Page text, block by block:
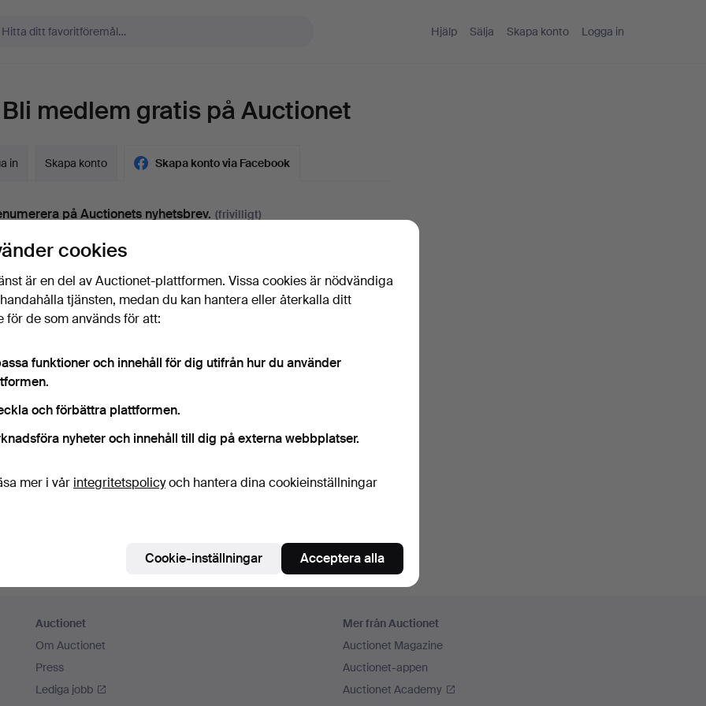
Hjälp Sälja Skapa konto Logga in
Bli medlem gratis på Auctionet
in Skapa konto Skapa konto via Facebook
på Auctionets nyhetsbrev. (frivilligt)
experttips, utvalda föremål och inspiration. Om du ångrar dig kan du enkelt
är över 18 år och jag godkänneranvändarvillkoren,köpvillkoren
att jag har tagit del av integritetspolicyn .
Fortsätt med Facebook
För att kunna gå vidare måste du godkänna villkoren.
Auctionet
Om Auctionet
Press
Lediga jobb
Mer från Auctionet
Auctionet Magazine
Auctionet-appen
Auctionet Academy
cookies
är en del av Auctionet-plattformen. Vissa cookies är nödvändiga
tjänsten, medan du kan hantera eller återkalla ditt
för de som används för att:
funktioner och innehåll för dig utifrån hur du använder
och förbättra plattformen.
nyheter och innehåll till dig på externa webbplatser.
mer i vår integritetspolicyoch hantera dina cookieinställningar
Cookie-inställningar Acceptera alla